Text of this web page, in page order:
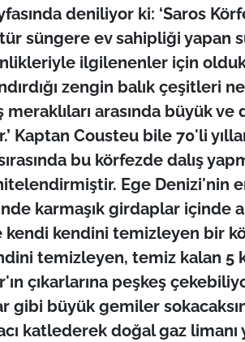
deniliyor ki: ‘Saros
süngere ev sahipliği yapan
ilgilenenler için
zengin balık çeşitleri
meraklıları arasında büyük
Kaptan Cousteu bile 70'li
bu körfezde dalış
Ege Denizi'nin
karmaşık girdaplar içinde
kendi kendini temizleyen bir
temizleyen, temiz kalan 5
çıkarlarına peşkeş
büyük gemiler
katlederek doğal gaz limanı